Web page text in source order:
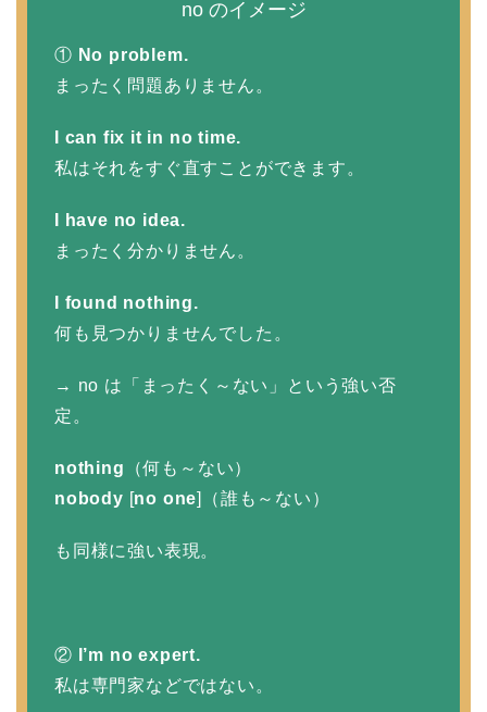
no のイメージ
① No problem.
まったく問題ありません。
I can fix it in no time.
私はそれをすぐ直すことができます。
I have no idea.
まったく分かりません。
I found nothing.
何も見つかりませんでした。
→ no は「まったく～ない」という強い否
定。
nothing （何も～ない）
nobody [no one]（誰も～ない）
も同様に強い表現。
②
I’m no expert.
私は専門家などではない。